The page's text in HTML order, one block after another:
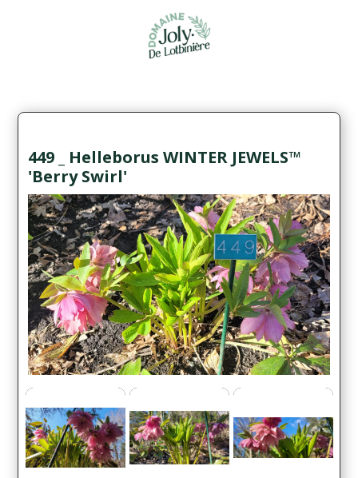
449 _ Helleborus WINTER JEWELS™
'Berry Swirl'